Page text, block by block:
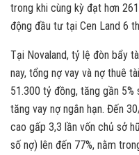
trong khi cùng kỳ đạt hơn
động đầu tư tại Cen Land 6
Tại Novaland, tỷ lệ đòn bẩy
nay, tổng nợ vay và nợ thuê
51.300 tỷ đồng, tăng gần
tăng vay nợ ngắn hạn. Đến
cao gấp 3,3 lần vốn chủ sở
số nợ) lên đến 77%, nằm